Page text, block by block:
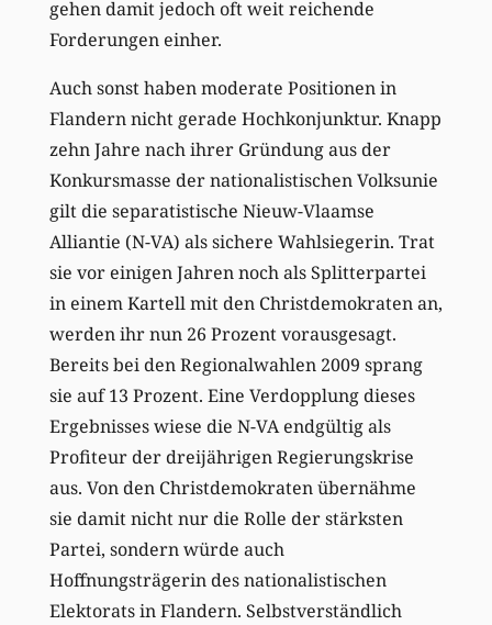
gehen damit jedoch oft weit reichende
Forderungen einher.
Auch sonst haben moderate Positionen in
Flandern nicht gerade Hochkonjunktur. Knapp
zehn Jahre nach ihrer Gründung aus der
Konkursmasse der nationalistischen Volksunie
gilt die separatistische Nieuw-Vlaamse
Alliantie (N-VA) als sichere Wahlsiegerin. Trat
sie vor einigen Jahren noch als Splitterpartei
in einem Kartell mit den Christdemokraten an,
werden ihr nun 26 Prozent vorausgesagt.
Bereits bei den Regionalwahlen 2009 sprang
sie auf 13 Prozent. Eine Verdopplung dieses
Ergebnisses wiese die N-VA endgültig als
Profiteur der dreijährigen Regierungskrise
aus. Von den Christdemokraten übernähme
sie damit nicht nur die Rolle der stärksten
Partei, sondern würde auch
Hoffnungsträgerin des nationalistischen
Elektorats in Flandern. Selbstverständlich